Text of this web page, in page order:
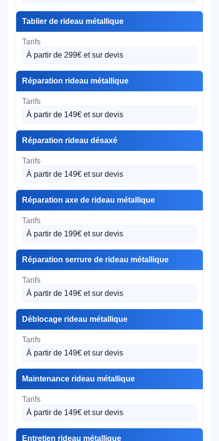
Tablier de rideau métallique
À partir de 299€ et sur devis
Réparation rideau métallique
À partir de 149€ et sur devis
Réparation rideau désaxé
À partir de 149€ et sur devis
Réparation axe de rideau métallique
À partir de 199€ et sur devis
Réparation serrure de rideau métallique
À partir de 149€ et sur devis
Déblocage rideau métallique
À partir de 149€ et sur devis
Maintenance rideau métallique
À partir de 149€ et sur devis
Entretien rideau métallique